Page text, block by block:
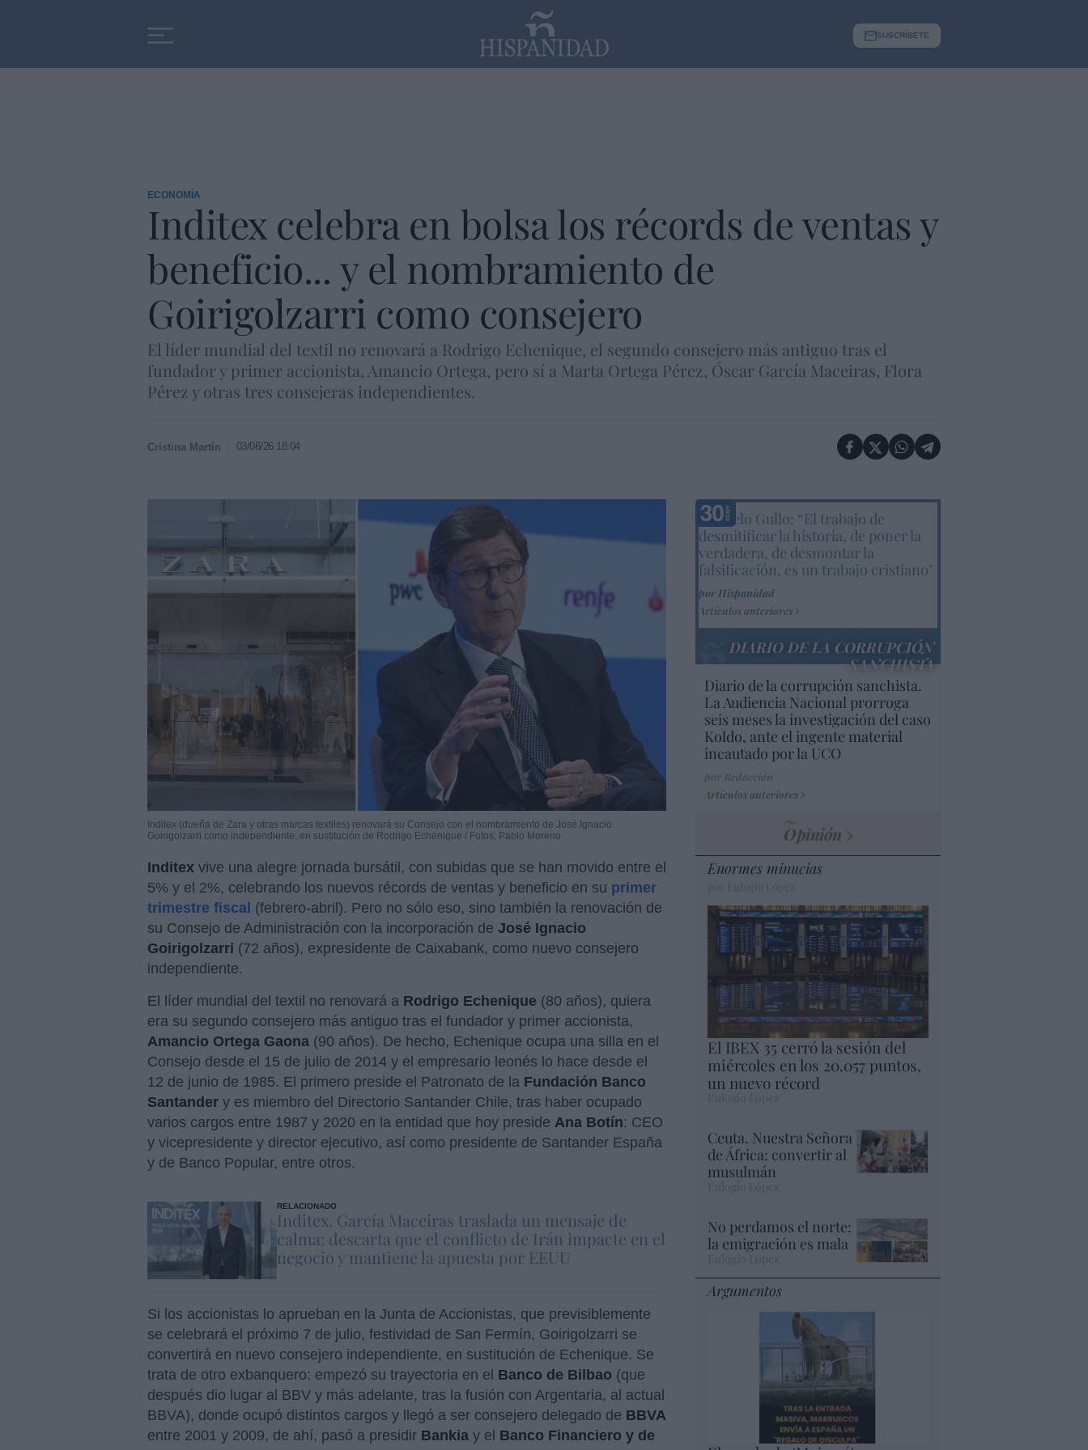
SUSCRÍBETE
ECONOMÍA
Inditex celebra en bolsa los récords de ventas y
beneficio... y el nombramiento de
Goirigolzarri como consejero
El líder mundial del textil no renovará a Rodrigo Echenique, el segundo consejero más antiguo tras el
fundador y primer accionista, Amancio Ortega, pero sí a Marta Ortega Pérez, Óscar García Maceiras, Flora
Pérez y otras tres consejeras independientes.
Cristina Martín 03/06/26 18:04
Inditex (dueña de Zara y otras marcas textiles) renovará su Consejo con el nombramiento de José Ignacio
Goirigolzarri como independiente, en sustitución de Rodrigo Echenique / Fotos: Pablo Moreno
Inditex vive una alegre jornada bursátil, con subidas que se han movido entre el
5% y el 2%, celebrando los nuevos récords de ventas y beneficio en su primer
trimestre fiscal (febrero-abril). Pero no sólo eso, sino también la renovación de
su Consejo de Administración con la incorporación de José Ignacio
Goirigolzarri (72 años), expresidente de Caixabank, como nuevo consejero
independiente.
El líder mundial del textil no renovará a Rodrigo Echenique (80 años), quiera
era su segundo consejero más antiguo tras el fundador y primer accionista,
Amancio Ortega Gaona (90 años). De hecho, Echenique ocupa una silla en el
Consejo desde el 15 de julio de 2014 y el empresario leonés lo hace desde el
12 de junio de 1985. El primero preside el Patronato de la Fundación Banco
Santander y es miembro del Directorio Santander Chile, tras haber ocupado
varios cargos entre 1987 y 2020 en la entidad que hoy preside Ana Botín: CEO
y vicepresidente y director ejecutivo, así como presidente de Santander España
y de Banco Popular, entre otros.
RELACIONADO
Inditex. García Maceiras traslada un mensaje de
calma: descarta que el conflicto de Irán impacte en el
negocio y mantiene la apuesta por EEUU
Si los accionistas lo aprueban en la Junta de Accionistas, que previsiblemente
se celebrará el próximo 7 de julio, festividad de San Fermín, Goirigolzarri se
convertirá en nuevo consejero independiente, en sustitución de Echenique. Se
trata de otro exbanquero: empezó su trayectoria en el Banco de Bilbao (que
después dio lugar al BBV y más adelante, tras la fusión con Argentaria, al actual
BBVA), donde ocupó distintos cargos y llegó a ser consejero delegado de BBVA
entre 2001 y 2009, de ahí, pasó a presidir Bankia y el Banco Financiero y de
Marcelo Gullo: “El trabajo de
desmitificar la historia, de poner la
verdadera, de desmontar la
falsificación, es un trabajo cristiano"
por Hispanidad
Artículos anteriores
DIARIO DE LA CORRUPCIÓN
SANCHISTA
Diario de la corrupción sanchista.
La Audiencia Nacional prorroga
seis meses la investigación del caso
Koldo, ante el ingente material
incautado por la UCO
Artículos anteriores
Opinión
Enormes minucias
El IBEX 35 cerró la sesión del
miércoles en los 20.057 puntos,
un nuevo récord
Ceuta. Nuestra Señora
de África: convertir al
musulmán
No perdamos el norte:
la emigración es mala
Argumentos